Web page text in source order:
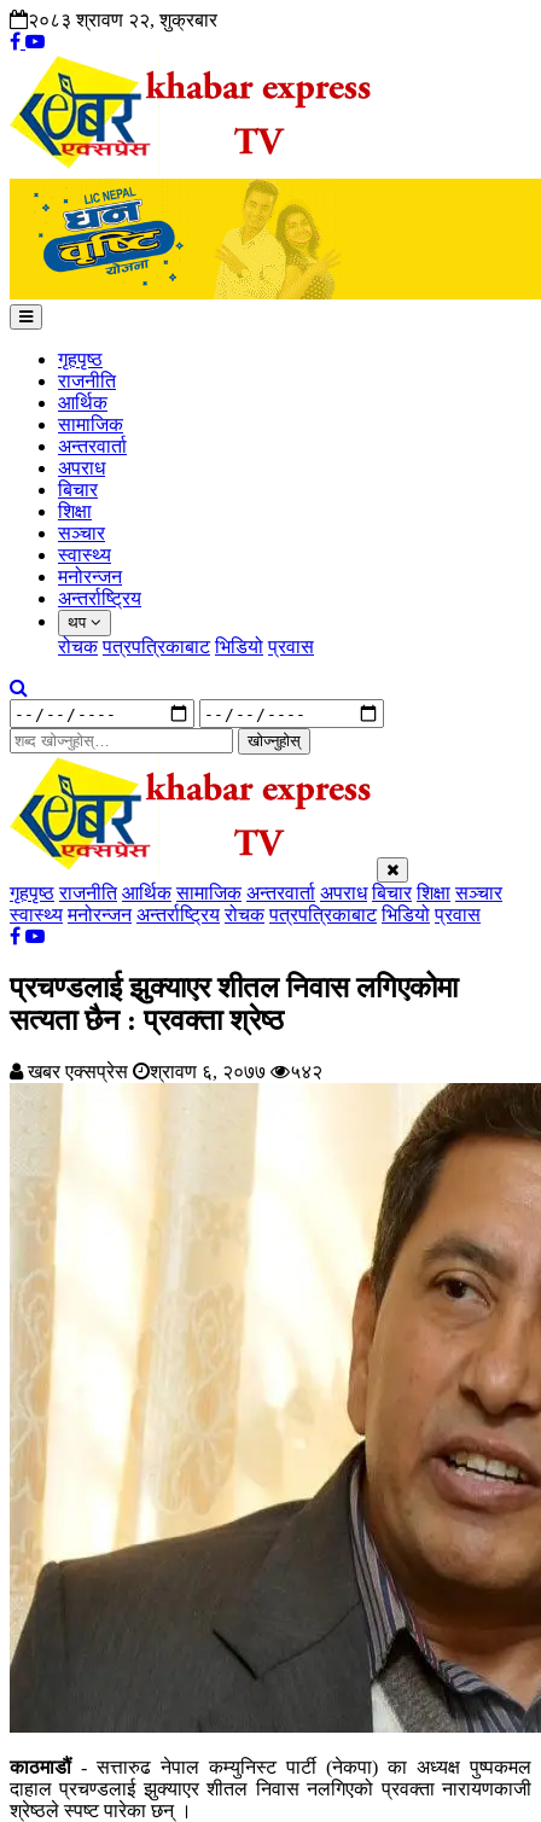
२०८३ श्रावण २२, शुक्रबार
गृहपृष्ठ
राजनीति
आर्थिक
सामाजिक
अन्तरवार्ता
अपराध
बिचार
शिक्षा
सञ्चार
स्वास्थ्य
मनोरन्जन
अन्तर्राष्ट्रिय
थप
रोचक पत्रपत्रिकाबाट भिडियो प्रवास
खोज्नुहोस्
गृहपृष्ठ राजनीति आर्थिक सामाजिक अन्तरवार्ता अपराध बिचार शिक्षा सञ्चार
स्वास्थ्य मनोरन्जन अन्तर्राष्ट्रिय रोचक पत्रपत्रिकाबाट भिडियो प्रवास
प्रचण्डलाई झुक्याएर शीतल निवास लगिएकोमा
सत्यता छैन : प्रवक्ता श्रेष्ठ
खबर एक्सप्रेस श्रावण ६, २०७७ ५४२
काठमाडौं - सत्तारुढ नेपाल कम्युनिस्ट पार्टी (नेकपा) का अध्यक्ष पुष्पकमल
दाहाल प्रचण्डलाई झुक्याएर शीतल निवास नलगिएको प्रवक्ता नारायणकाजी
श्रेष्ठले स्पष्ट पारेका छन् ।